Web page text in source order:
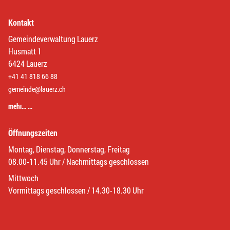
Kontakt
Gemeindeverwaltung Lauerz
Husmatt 1
6424 Lauerz
+41 41 818 66 88
gemeinde@lauerz.ch
mehr… …
Öffnungszeiten
Montag, Dienstag, Donnerstag, Freitag
08.00-11.45 Uhr / Nachmittags geschlossen
Mittwoch
Vormittags geschlossen / 14.30-18.30 Uhr